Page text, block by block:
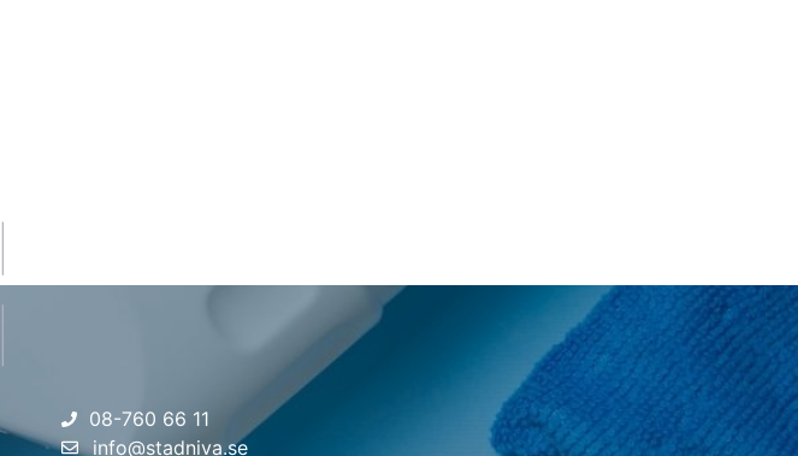
08-760 66 11
info@stadniva.se